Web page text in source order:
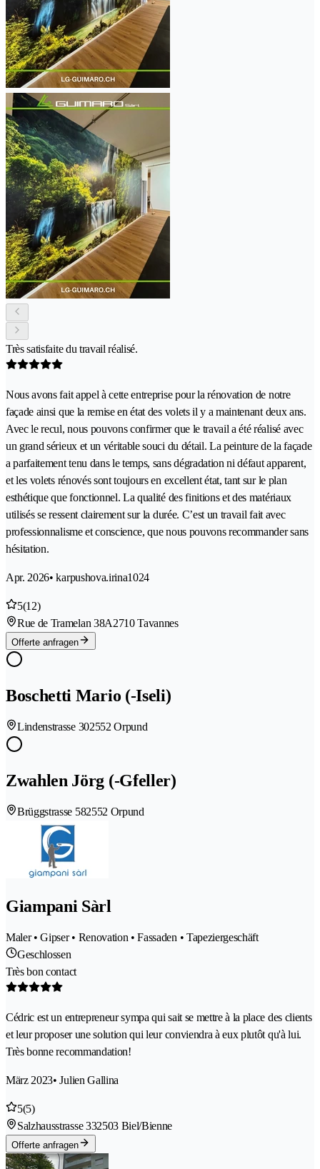
Très satisfaite du travail réalisé.
Nous avons fait appel à cette entreprise pour la rénovation de notre
façade ainsi que la remise en état des volets il y a maintenant deux ans.
Avec le recul, nous pouvons confirmer que le travail a été réalisé avec
un grand sérieux et un véritable souci du détail. La peinture de la façade
a parfaitement tenu dans le temps, sans dégradation ni défaut apparent,
et les volets rénovés sont toujours en excellent état, tant sur le plan
esthétique que fonctionnel. La qualité des finitions et des matériaux
utilisés se ressent clairement sur la durée. C’est un travail fait avec
professionnalisme et conscience, que nous pouvons recommander sans
hésitation.
Apr. 2026• karpushova.irina1024
5(12)
Rue de Tramelan 38A2710 Tavannes
Offerte anfragen
Boschetti Mario (-Iseli)
Lindenstrasse 302552 Orpund
Zwahlen Jörg (-Gfeller)
Brüggstrasse 582552 Orpund
Giampani Sàrl
Maler • Gipser • Renovation • Fassaden • Tapeziergeschäft
Geschlossen
Très bon contact
Cédric est un entrepreneur sympa qui sait se mettre à la place des clients
et leur proposer une solution qui leur conviendra à eux plutôt qu'à lui.
Très bonne recommandation!
März 2023• Julien Gallina
5(5)
Salzhausstrasse 332503 Biel/Bienne
Offerte anfragen